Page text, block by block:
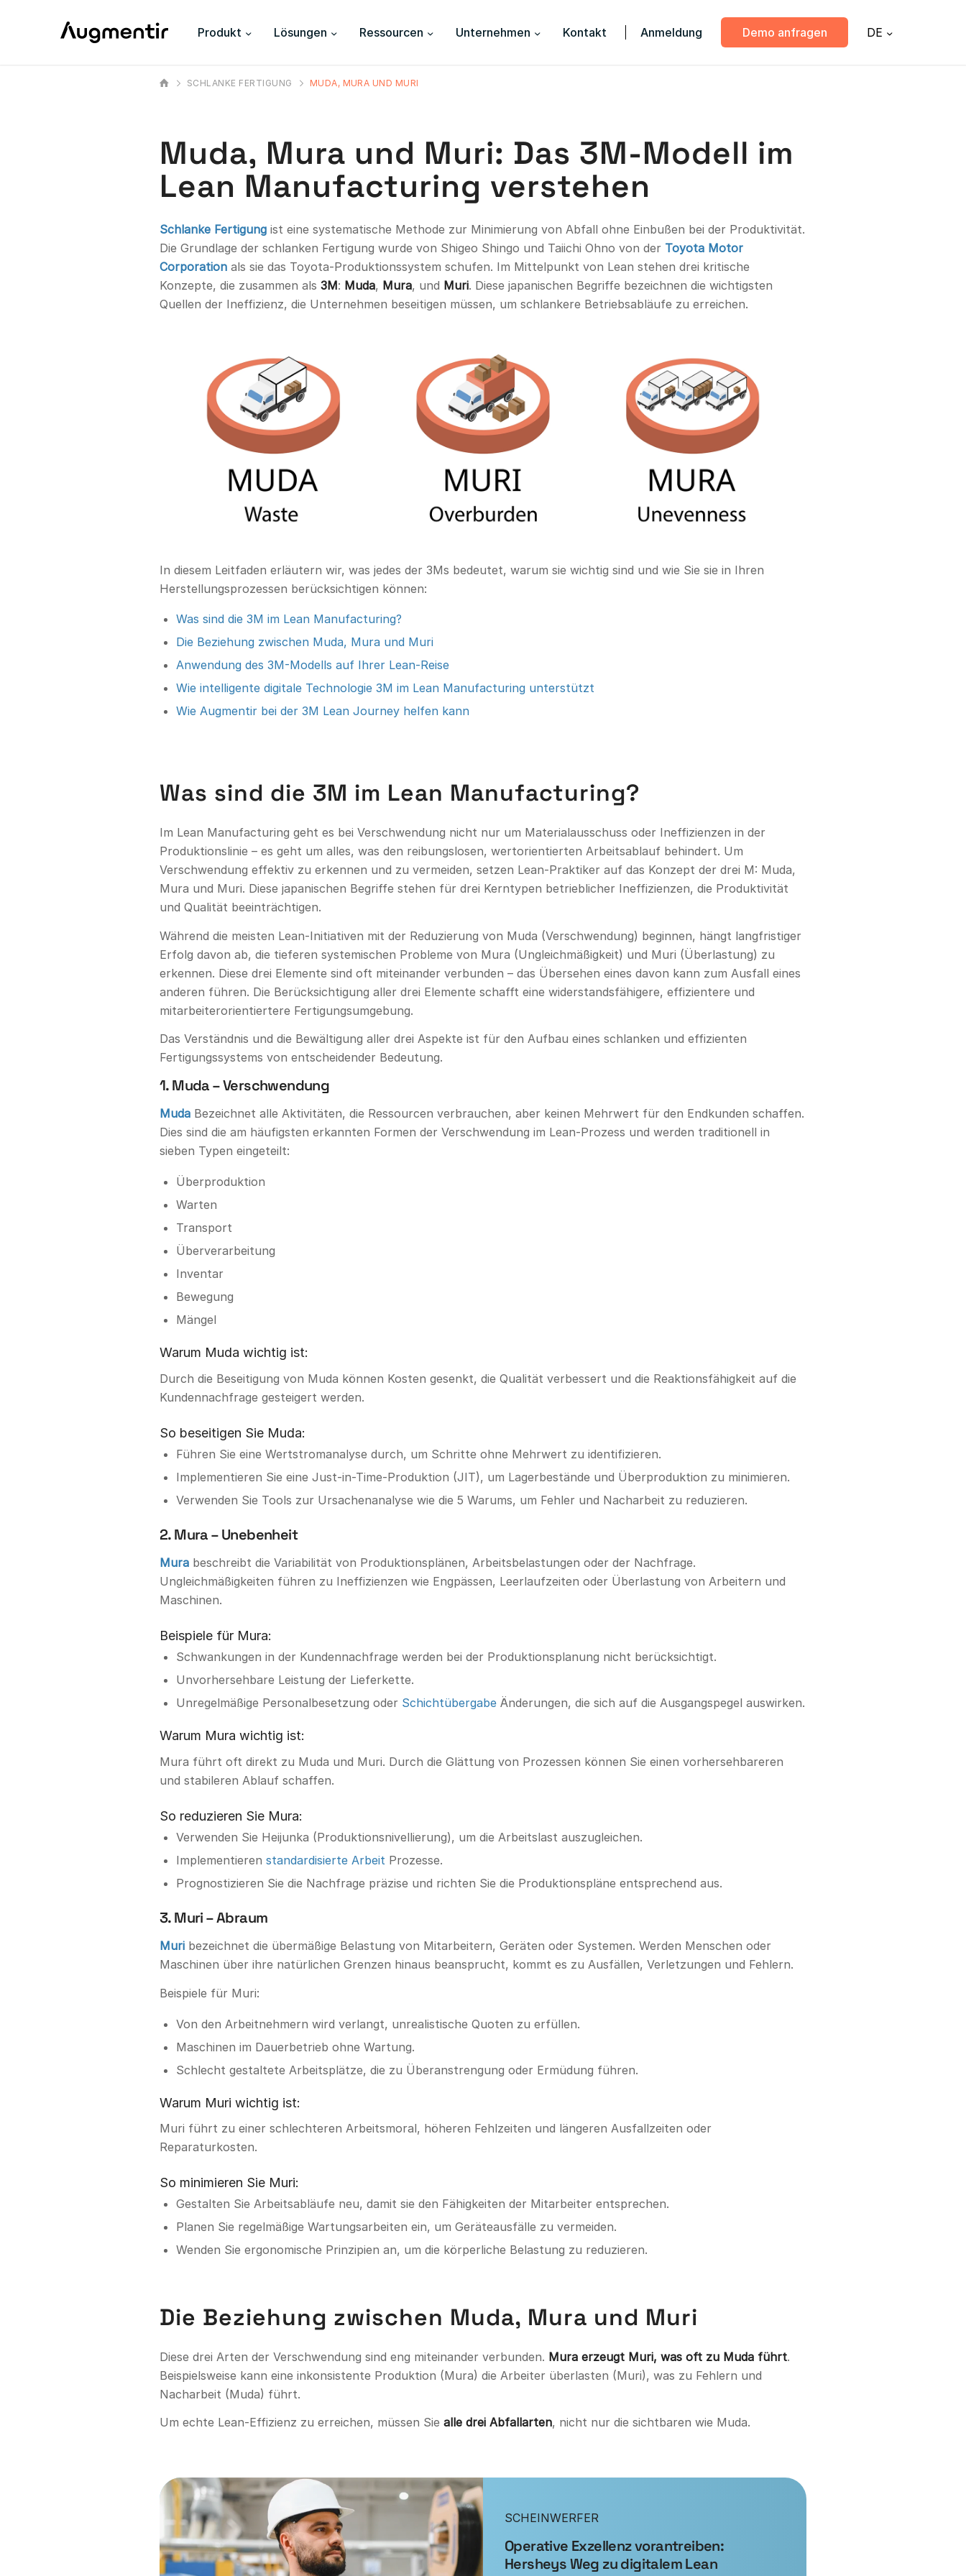
Produkt Lösungen Ressourcen Unternehmen Kontakt Anmeldung Demo anfragen DE
SCHLANKE FERTIGUNG MUDA, MURA UND MURI
Muda, Mura und Muri: Das 3M-Modell im
Lean Manufacturing verstehen
Schlanke Fertigung ist eine systematische Methode zur Minimierung von Abfall ohne Einbußen bei der Produktivität.
Die Grundlage der schlanken Fertigung wurde von Shigeo Shingo und Taiichi Ohno von der Toyota Motor
Corporation als sie das Toyota-Produktionssystem schufen. Im Mittelpunkt von Lean stehen drei kritische
Konzepte, die zusammen als 3M: Muda, Mura, und Muri. Diese japanischen Begriffe bezeichnen die wichtigsten
Quellen der Ineffizienz, die Unternehmen beseitigen müssen, um schlankere Betriebsabläufe zu erreichen.
In diesem Leitfaden erläutern wir, was jedes der 3Ms bedeutet, warum sie wichtig sind und wie Sie sie in Ihren
Herstellungsprozessen berücksichtigen können:
Was sind die 3M im Lean Manufacturing?
Die Beziehung zwischen Muda, Mura und Muri
Anwendung des 3M-Modells auf Ihrer Lean-Reise
Wie intelligente digitale Technologie 3M im Lean Manufacturing unterstützt
Wie Augmentir bei der 3M Lean Journey helfen kann
Was sind die 3M im Lean Manufacturing?
Im Lean Manufacturing geht es bei Verschwendung nicht nur um Materialausschuss oder Ineffizienzen in der
Produktionslinie – es geht um alles, was den reibungslosen, wertorientierten Arbeitsablauf behindert. Um
Verschwendung effektiv zu erkennen und zu vermeiden, setzen Lean-Praktiker auf das Konzept der drei M: Muda,
Mura und Muri. Diese japanischen Begriffe stehen für drei Kerntypen betrieblicher Ineffizienzen, die Produktivität
und Qualität beeinträchtigen.
Während die meisten Lean-Initiativen mit der Reduzierung von Muda (Verschwendung) beginnen, hängt langfristiger
Erfolg davon ab, die tieferen systemischen Probleme von Mura (Ungleichmäßigkeit) und Muri (Überlastung) zu
erkennen. Diese drei Elemente sind oft miteinander verbunden – das Übersehen eines davon kann zum Ausfall eines
anderen führen. Die Berücksichtigung aller drei Elemente schafft eine widerstandsfähigere, effizientere und
mitarbeiterorientiertere Fertigungsumgebung.
Das Verständnis und die Bewältigung aller drei Aspekte ist für den Aufbau eines schlanken und effizienten
Fertigungssystems von entscheidender Bedeutung.
1. Muda – Verschwendung
Muda Bezeichnet alle Aktivitäten, die Ressourcen verbrauchen, aber keinen Mehrwert für den Endkunden schaffen.
Dies sind die am häufigsten erkannten Formen der Verschwendung im Lean-Prozess und werden traditionell in
sieben Typen eingeteilt:
Überproduktion
Warten
Transport
Überverarbeitung
Inventar
Bewegung
Mängel
Warum Muda wichtig ist:
Durch die Beseitigung von Muda können Kosten gesenkt, die Qualität verbessert und die Reaktionsfähigkeit auf die
Kundennachfrage gesteigert werden.
So beseitigen Sie Muda:
Führen Sie eine Wertstromanalyse durch, um Schritte ohne Mehrwert zu identifizieren.
Implementieren Sie eine Just-in-Time-Produktion (JIT), um Lagerbestände und Überproduktion zu minimieren.
Verwenden Sie Tools zur Ursachenanalyse wie die 5 Warums, um Fehler und Nacharbeit zu reduzieren.
2. Mura – Unebenheit
Mura beschreibt die Variabilität von Produktionsplänen, Arbeitsbelastungen oder der Nachfrage.
Ungleichmäßigkeiten führen zu Ineffizienzen wie Engpässen, Leerlaufzeiten oder Überlastung von Arbeitern und
Maschinen.
Beispiele für Mura:
Schwankungen in der Kundennachfrage werden bei der Produktionsplanung nicht berücksichtigt.
Unvorhersehbare Leistung der Lieferkette.
Unregelmäßige Personalbesetzung oder Schichtübergabe Änderungen, die sich auf die Ausgangspegel auswirken.
Warum Mura wichtig ist:
Mura führt oft direkt zu Muda und Muri. Durch die Glättung von Prozessen können Sie einen vorhersehbareren
und stabileren Ablauf schaffen.
So reduzieren Sie Mura:
Verwenden Sie Heijunka (Produktionsnivellierung), um die Arbeitslast auszugleichen.
Implementieren standardisierte Arbeit Prozesse.
Prognostizieren Sie die Nachfrage präzise und richten Sie die Produktionspläne entsprechend aus.
3. Muri – Abraum
Muri bezeichnet die übermäßige Belastung von Mitarbeitern, Geräten oder Systemen. Werden Menschen oder
Maschinen über ihre natürlichen Grenzen hinaus beansprucht, kommt es zu Ausfällen, Verletzungen und Fehlern.
Beispiele für Muri:
Von den Arbeitnehmern wird verlangt, unrealistische Quoten zu erfüllen.
Maschinen im Dauerbetrieb ohne Wartung.
Schlecht gestaltete Arbeitsplätze, die zu Überanstrengung oder Ermüdung führen.
Warum Muri wichtig ist:
Muri führt zu einer schlechteren Arbeitsmoral, höheren Fehlzeiten und längeren Ausfallzeiten oder
Reparaturkosten.
So minimieren Sie Muri:
Gestalten Sie Arbeitsabläufe neu, damit sie den Fähigkeiten der Mitarbeiter entsprechen.
Planen Sie regelmäßige Wartungsarbeiten ein, um Geräteausfälle zu vermeiden.
Wenden Sie ergonomische Prinzipien an, um die körperliche Belastung zu reduzieren.
Die Beziehung zwischen Muda, Mura und Muri
Diese drei Arten der Verschwendung sind eng miteinander verbunden. Mura erzeugt Muri, was oft zu Muda führt.
Beispielsweise kann eine inkonsistente Produktion (Mura) die Arbeiter überlasten (Muri), was zu Fehlern und
Nacharbeit (Muda) führt.
Um echte Lean-Effizienz zu erreichen, müssen Sie alle drei Abfallarten, nicht nur die sichtbaren wie Muda.
SCHEINWERFER
Operative Exzellenz vorantreiben:
Hersheys Weg zu digitalem Lean